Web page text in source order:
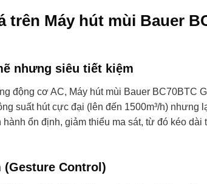
Máy hút mùi Bauer
nhưng siêu tiết kiệm
động cơ AC, Máy hút mùi Bauer BC70BTC
suất hút cực đại (lên đến 1500m³/h) nhưng
ổn định, giảm thiểu ma sát, từ đó kéo dài
(Gesture Control)